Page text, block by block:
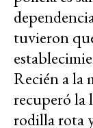
tuvieron
Recién a la
recuperó la
rodilla rota